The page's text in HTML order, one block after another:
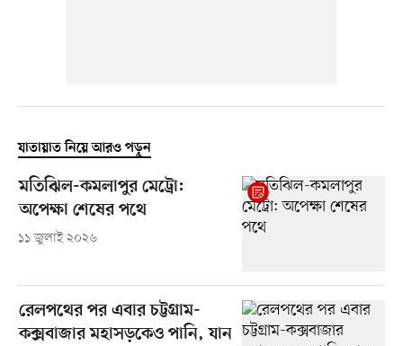
যাতায়াত নিয়ে আরও পড়ুন
মতিঝিল-কমলাপুর মেট্রো:
অপেক্ষা শেষের পথে
১১ জুলাই ২০২৬
রেলপথের পর এবার চট্টগ্রাম-
কক্সবাজার মহাসড়কেও পানি, যান